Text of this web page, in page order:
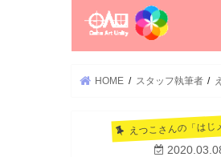
HOME スタッフ執筆者
えつこさんの「はじ